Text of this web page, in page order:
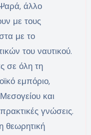
άλλο
με τους
με το
του ναυτικού.
σε όλη τη
εμπόριο,
και
γνώσεις.
θεωρητική